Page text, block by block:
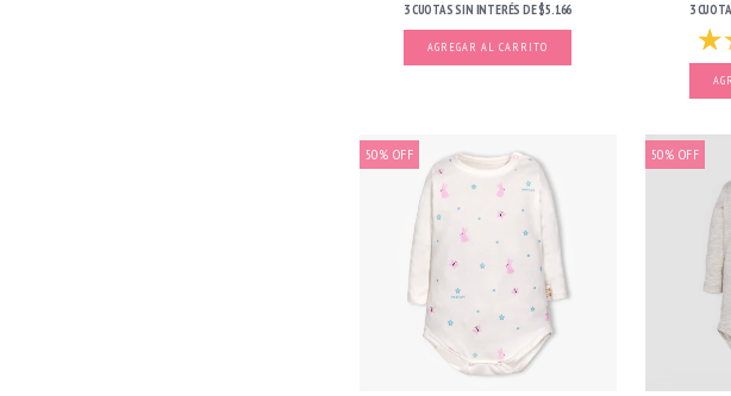
3 CUOTASSIN INTERÉS DE$5.166
AGREGAR AL CARRITO
3
50% OFF 50% OFF